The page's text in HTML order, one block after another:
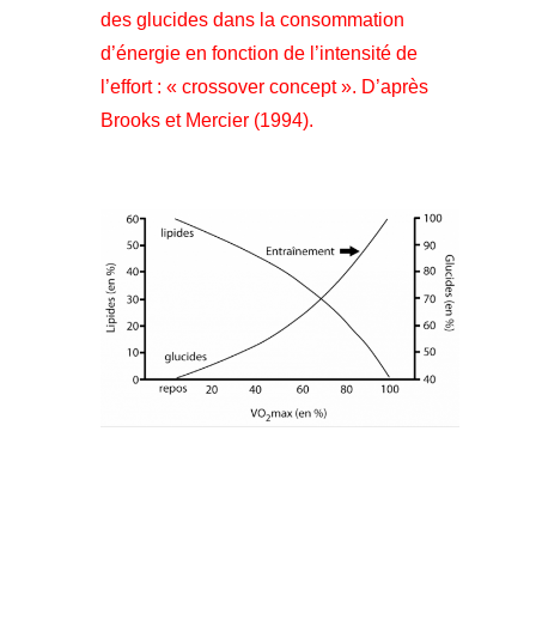
des glucides dans la consommation
d’énergie en fonction de l’intensité de
l’effort : « crossover concept ». D’après
Brooks et Mercier (1994).